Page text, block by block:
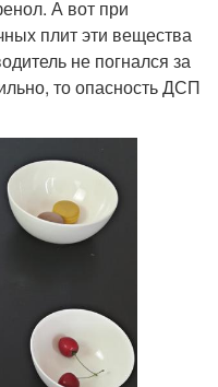
А вот при
плит эти вещества
не погнался за
то опасность ДСП